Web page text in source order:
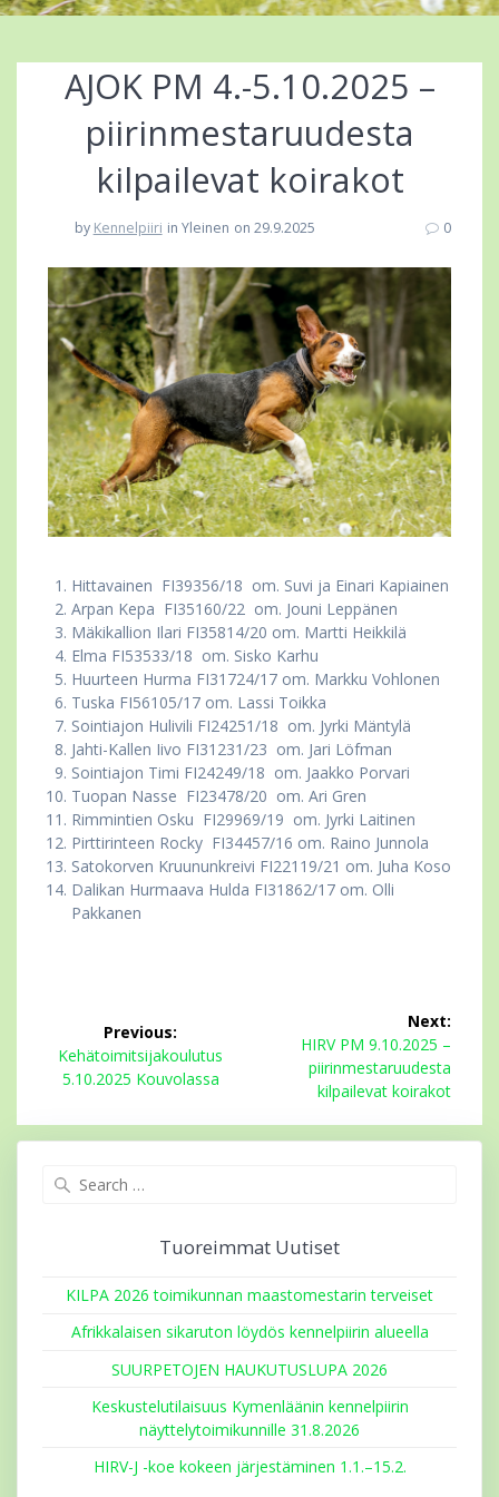
AJOK PM 4.-5.10.2025 –
piirinmestaruudesta
kilpailevat koirakot
by Kennelpiiri in Yleinen on 29.9.2025 0
Hittavainen FI39356/18 om. Suvi ja Einari Kapiainen
Arpan Kepa FI35160/22 om. Jouni Leppänen
Mäkikallion Ilari FI35814/20 om. Martti Heikkilä
Elma FI53533/18 om. Sisko Karhu
Huurteen Hurma FI31724/17 om. Markku Vohlonen
Tuska FI56105/17 om. Lassi Toikka
Sointiajon Hulivili FI24251/18 om. Jyrki Mäntylä
Jahti-Kallen Iivo FI31231/23 om. Jari Löfman
Sointiajon Timi FI24249/18 om. Jaakko Porvari
Tuopan Nasse FI23478/20 om. Ari Gren
Rimmintien Osku FI29969/19 om. Jyrki Laitinen
Pirttirinteen Rocky FI34457/16 om. Raino Junnola
Satokorven Kruununkreivi FI22119/21 om. Juha Koso
Dalikan Hurmaava Hulda FI31862/17 om. Olli
Pakkanen
selausPrevious:
Previous
post:
Kehätoimitsijakoulutus
5.10.2025 Kouvolassa
Next:
Next
post:
HIRV PM 9.10.2025 –
piirinmestaruudesta
kilpailevat koirakot
Tuoreimmat Uutiset
KILPA 2026 toimikunnan maastomestarin terveiset
Afrikkalaisen sikaruton löydös kennelpiirin alueella
SUURPETOJEN HAUKUTUSLUPA 2026
Keskustelutilaisuus Kymenläänin kennelpiirin
näyttelytoimikunnille 31.8.2026
HIRV-J -koe kokeen järjestäminen 1.1.–15.2.